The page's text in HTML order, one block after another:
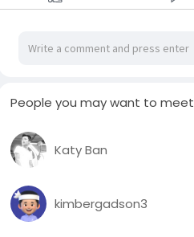
People you may want to meet
Katy Ban
kimbergadson3